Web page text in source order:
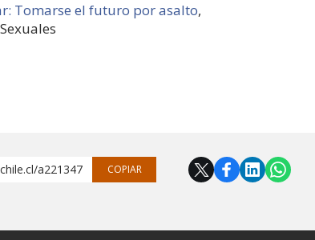
Tomarse el futuro por asalto,
a221347 COPIAR